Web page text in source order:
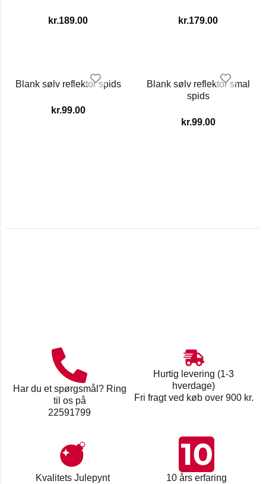
kr.189.00 kr.179.00
Blank sølv reflektor spids
kr.99.00
Blank sølv reflektor smal
spids
kr.99.00
Har du et spørgsmål? Ring
til os på
22591799
Hurtig levering (1-3
hverdage)
Fri fragt ved køb over 900 kr.
Kvalitets Julepynt
10 års erfaring